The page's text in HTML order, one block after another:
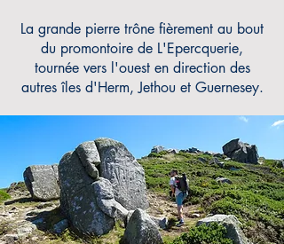
La grande pierre trône fièrement au bout
du promontoire de L'Epercquerie,
tournée vers l'ouest en direction des
autres îles d'Herm, Jethou et Guernesey.